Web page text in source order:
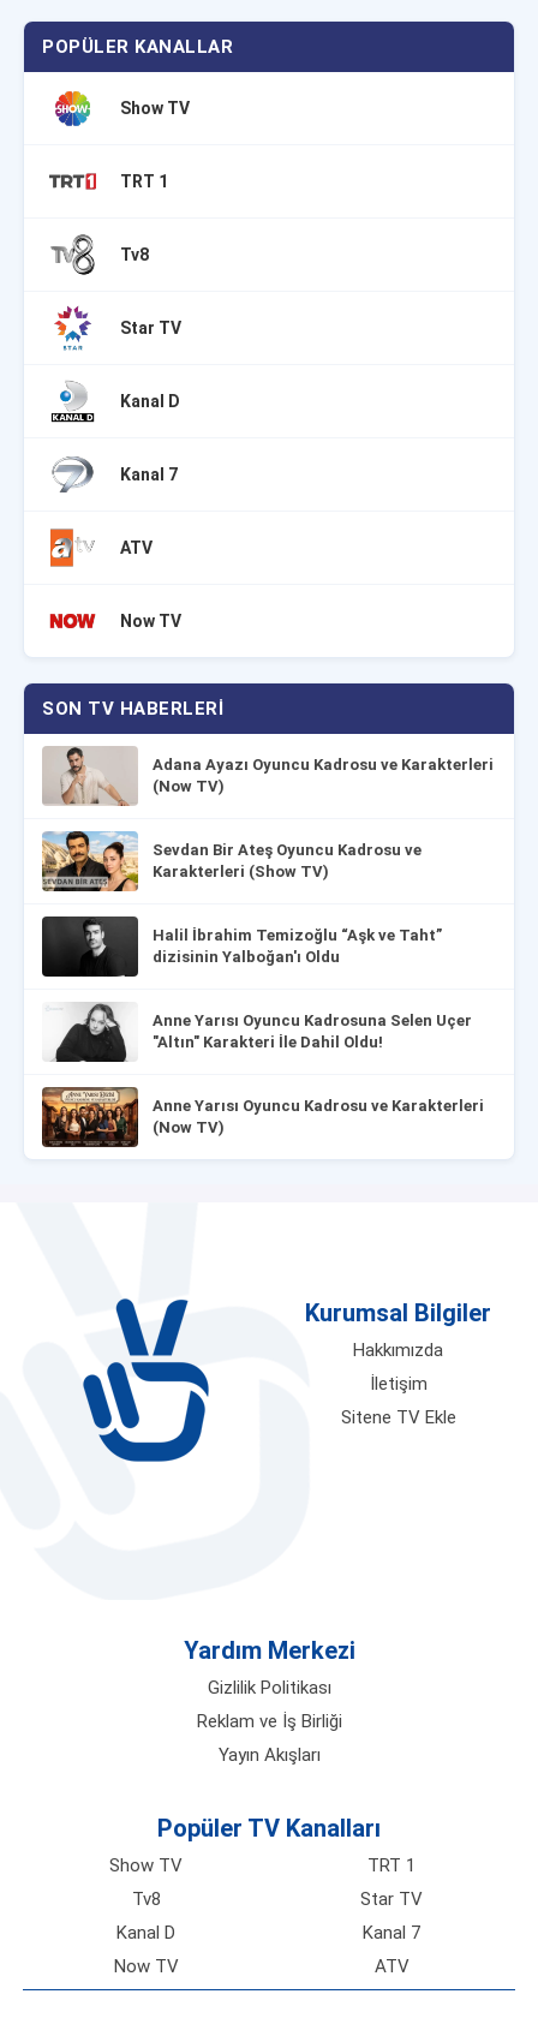
POPÜLER KANALLAR
Show TV
TRT 1
Tv8
Star TV
Kanal D
Kanal 7
ATV
Now TV
SON TV HABERLERI
Adana Ayazı Oyuncu Kadrosu ve Karakterleri
(Now TV)
Sevdan Bir Ateş Oyuncu Kadrosu ve
Karakterleri (Show TV)
Halil İbrahim Temizoğlu “Aşk ve Taht”
dizisinin Yalboğan'ı Oldu
Anne Yarısı Oyuncu Kadrosuna Selen Uçer
"Altın" Karakteri İle Dahil Oldu!
Anne Yarısı Oyuncu Kadrosu ve Karakterleri
(Now TV)
Kurumsal Bilgiler
Hakkımızda
İletişim
Sitene TV Ekle
Yardım Merkezi
Gizlilik Politikası
Reklam ve İş Birliği
Yayın Akışları
Popüler TV Kanalları
Show TV
TRT 1
Tv8
Star TV
Kanal D
Kanal 7
Now TV
ATV